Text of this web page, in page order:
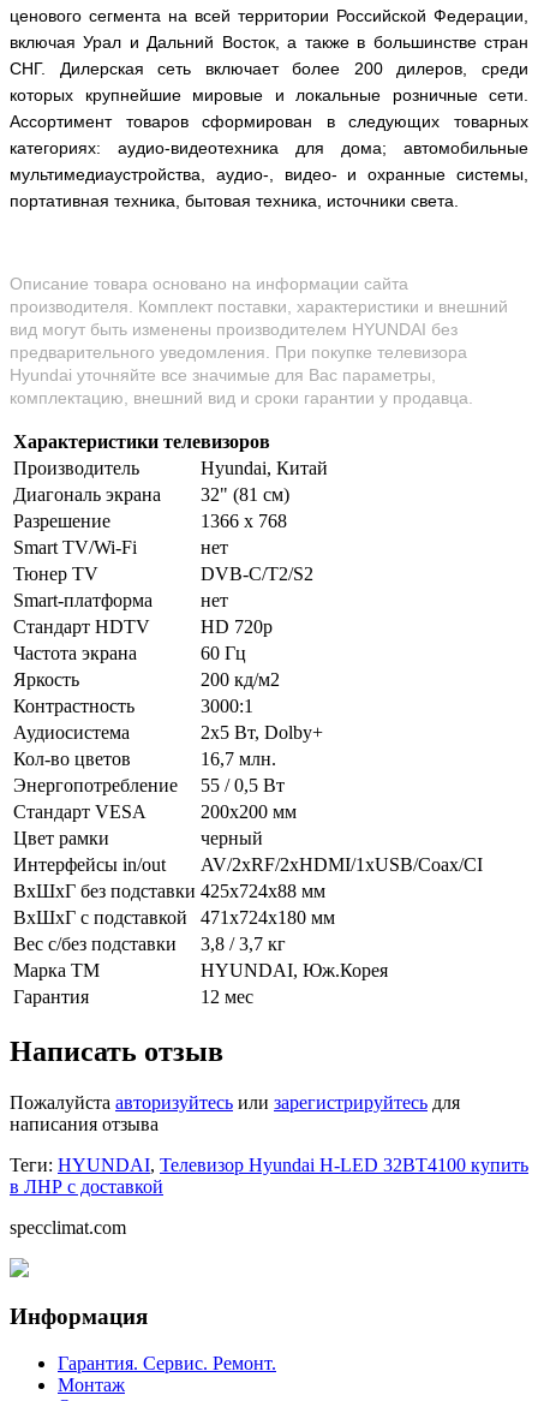
ценового сегмента на всей территории Российской Федерации,
включая Урал и Дальний Восток, а также в большинстве стран
СНГ. Дилерская сеть включает более 200 дилеров, среди
которых крупнейшие мировые и локальные розничные сети.
Ассортимент товаров сформирован в следующих товарных
категориях: аудио-видеотехника для дома; автомобильные
мультимедиаустройства, аудио-, видео- и охранные системы,
портативная техника, бытовая техника, источники света.
Описание товара основано на информации сайта
производителя. Комплект поставки, характеристики и внешний
вид могут быть изменены производителем HYUNDAI без
предварительного уведомления. При покупке телевизора
Hyundai уточняйте все значимые для Вас параметры,
комплектацию, внешний вид и сроки гарантии у продавца.
Характеристики телевизоров
Производитель
Hyundai, Китай
Диагональ экрана
32" (81 см)
Разрешение
1366 х 768
Smart TV/Wi-Fi
нет
Тюнер TV
DVB-C/T2/S2
Smart-платформа
нет
Стандарт HDTV
HD 720p
Частота экрана
60 Гц
Яркость
200 кд/м2
Контрастность
3000:1
Аудиосистема
2х5 Вт, Dolby+
Кол-во цветов
16,7 млн.
Энергопотребление
55 / 0,5 Вт
Стандарт VESA
200х200 мм
Цвет рамки
черный
Интерфейсы in/out
AV/2xRF/2xHDMI/1xUSB/Coax/CI
ВхШхГ без подставки 425х724х88 мм
ВхШхГ с подставкой
471x724x180 мм
Вес с/без подставки
3,8 / 3,7 кг
Марка ТМ
HYUNDAI, Юж.Корея
Гарантия
12 мес
Написать отзыв
Пожалуйста авторизуйтесь или зарегистрируйтесь для
написания отзыва
Теги: HYUNDAI, Телевизор Hyundai H-LED 32BT4100 купить
в ЛНР с доставкой
specclimat.com
Информация
Гарантия. Сервис. Ремонт.
Монтаж